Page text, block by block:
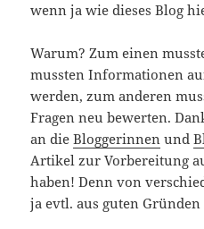
wenn ja wie dieses Blog
Warum? Zum einen
mussten Informationen
werden, zum anderen
Fragen neu bewerten.
an dieBloggerinnen und
Artikel zur Vorbereitung
haben! Denn von
ja evtl. aus guten Gründen